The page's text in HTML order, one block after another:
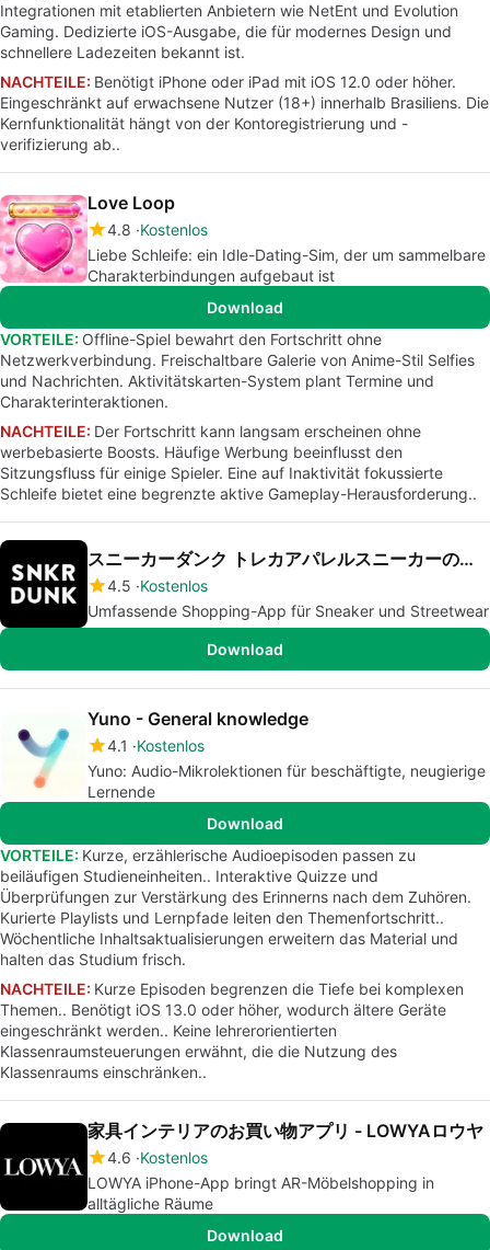
Integrationen mit etablierten Anbietern wie NetEnt und Evolution
Gaming. Dedizierte iOS-Ausgabe, die für modernes Design und
schnellere Ladezeiten bekannt ist.
NACHTEILE: Benötigt iPhone oder iPad mit iOS 12.0 oder höher.
Eingeschränkt auf erwachsene Nutzer (18+) innerhalb Brasiliens. Die
Kernfunktionalität hängt von der Kontoregistrierung und -
verifizierung ab..
Love Loop
4.8 Kostenlos
Liebe Schleife: ein Idle-Dating-Sim, der um sammelbare
Charakterbindungen aufgebaut ist
Download
VORTEILE: Offline-Spiel bewahrt den Fortschritt ohne
Netzwerkverbindung. Freischaltbare Galerie von Anime-Stil Selfies
und Nachrichten. Aktivitätskarten-System plant Termine und
Charakterinteraktionen.
NACHTEILE: Der Fortschritt kann langsam erscheinen ohne
werbebasierte Boosts. Häufige Werbung beeinflusst den
Sitzungsfluss für einige Spieler. Eine auf Inaktivität fokussierte
Schleife bietet eine begrenzte aktive Gameplay-Herausforderung..
スニーカーダンク トレカアパレルスニーカーのフリマアプリ
4.5 Kostenlos
Umfassende Shopping-App für Sneaker und Streetwear
Download
Yuno - General knowledge
4.1
Kostenlos
Yuno: Audio-Mikrolektionen für beschäftigte, neugierige
Lernende
Download
VORTEILE: Kurze, erzählerische Audioepisoden passen zu
beiläufigen Studieneinheiten.. Interaktive Quizze und
Überprüfungen zur Verstärkung des Erinnerns nach dem Zuhören.
Kurierte Playlists und Lernpfade leiten den Themenfortschritt..
Wöchentliche Inhaltsaktualisierungen erweitern das Material und
halten das Studium frisch.
NACHTEILE: Kurze Episoden begrenzen die Tiefe bei komplexen
Themen.. Benötigt iOS 13.0 oder höher, wodurch ältere Geräte
eingeschränkt werden.. Keine lehrerorientierten
Klassenraumsteuerungen erwähnt, die die Nutzung des
Klassenraums einschränken..
家具インテリアのお買い物アプリ - LOWYAロウヤ
4.6 Kostenlos
LOWYA iPhone-App bringt AR-Möbelshopping in
alltägliche Räume
Download